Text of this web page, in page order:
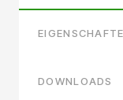
DOWNLOADS